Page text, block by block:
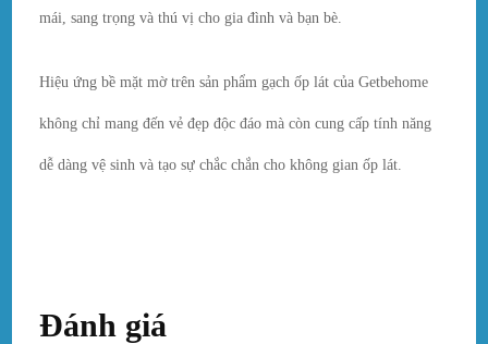
mái, sang trọng và thú vị cho gia đình và bạn bè.
Hiệu ứng bề mặt mờ trên sản phẩm gạch ốp lát của Getbehome
không chỉ mang đến vẻ đẹp độc đáo mà còn cung cấp tính năng
dễ dàng vệ sinh và tạo sự chắc chắn cho không gian ốp lát.
Đánh giá